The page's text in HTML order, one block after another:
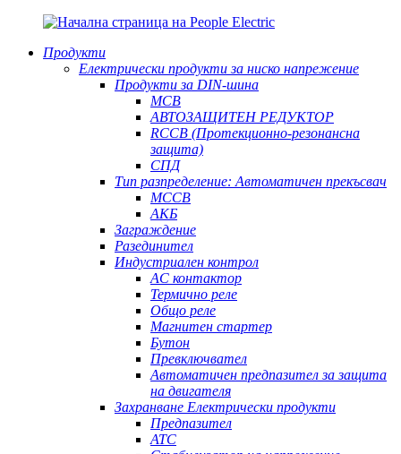
Продукти
Електрически продукти за ниско напрежение
Продукти за DIN-шина
MCB
АВТОЗАЩИТЕН РЕДУКТОР
RCCB (Протекционно-резонансна
защита)
СПД
Тип разпределение: Автоматичен прекъсвач
MCCB
АКБ
Заграждение
Разединител
Индустриален контрол
AC контактор
Термично реле
Общо реле
Магнитен стартер
Бутон
Превключвател
Автоматичен предпазител за защита
на двигателя
Захранване Електрически продукти
Предпазител
АТС